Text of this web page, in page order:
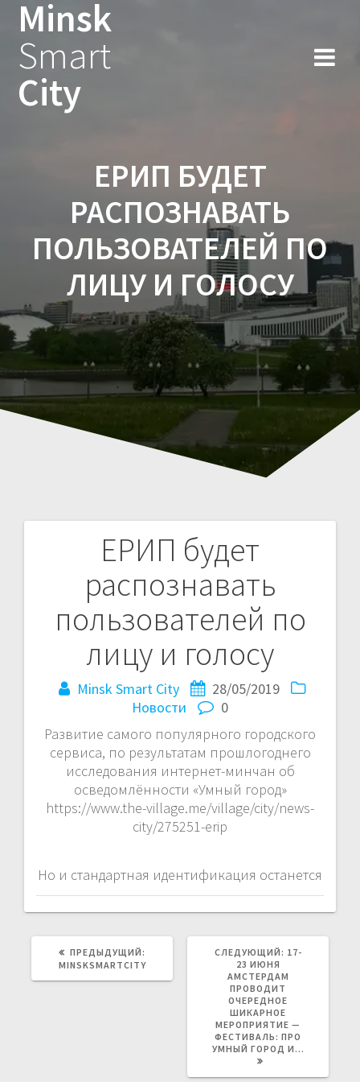
Minsk
Smart
City
ЕРИП БУДЕТ
РАСПОЗНАВАТЬ
ПОЛЬЗОВАТЕЛЕЙ ПО
ЛИЦУ И ГОЛОСУ
ЕРИП будет
распознавать
пользователей по
лицу и голосу
Minsk Smart City
28/05/2019
Новости
0
Развитие самого популярного городского
сервиса, по результатам прошлогоднего
исследования интернет-минчан об
осведомлённости «Умный город»
https://www.the-village.me/village/city/news-
city/275251-erip
Но и стандартная идентификация останется
Навигация
записям
ПРЕДЫДУЩИЙ: ПРЕДЫДУЩАЯ
ЗАПИСЬ:
MINSKSMARTCITY
СЛЕДУЮЩИЙ: СЛЕДУЮЩАЯ
17-
23 ИЮНЯ
АМСТЕРДАМ
ПРОВОДИТ
ОЧЕРЕДНОЕ
ШИКАРНОЕ
МЕРОПРИЯТИЕ —
ФЕСТИВАЛЬ: ПРО
УМНЫЙ ГОРОД И…